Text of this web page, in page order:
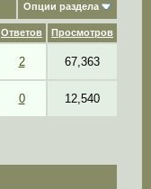
Опции раздела
Ответов Просмотров
2 67,363
0 12,540